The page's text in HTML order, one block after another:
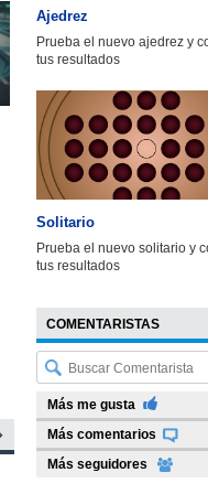
OTIC CCHC
Ajedrez
Prueba el nuevo ajedrez y
tus resultados
Solitario
Prueba el nuevo solitario y
tus resultados
COMENTARISTAS
Más me gusta
Más comentarios
Más seguidores